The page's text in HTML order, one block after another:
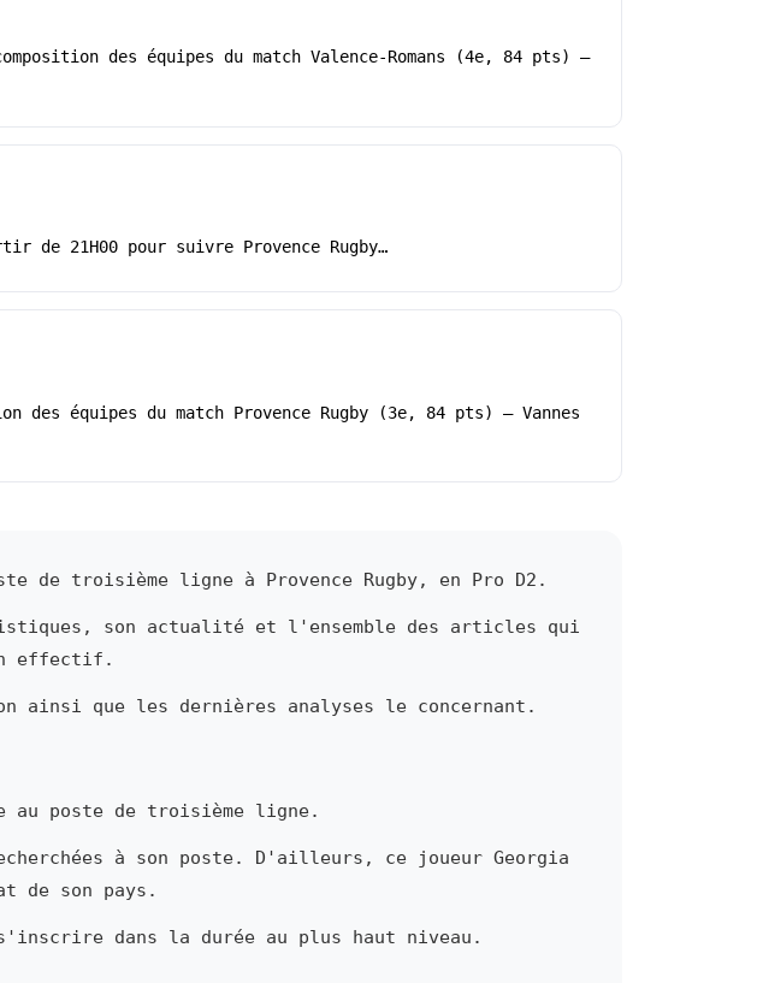
des équipes du match Valence-Romans (4e, 84 pts) –
de 21H00 pour suivre Provence Rugby…
des équipes du match Provence Rugby (3e, 84 pts) – Vannes
de troisième ligne à Provence Rugby, en Pro D2.
son actualité et l'ensemble des articles qui
effectif.
que les dernières analyses le concernant.
au poste de troisième ligne.
à son poste. D'ailleurs, ce joueur Georgia
de son pays.
dans la durée au plus haut niveau.